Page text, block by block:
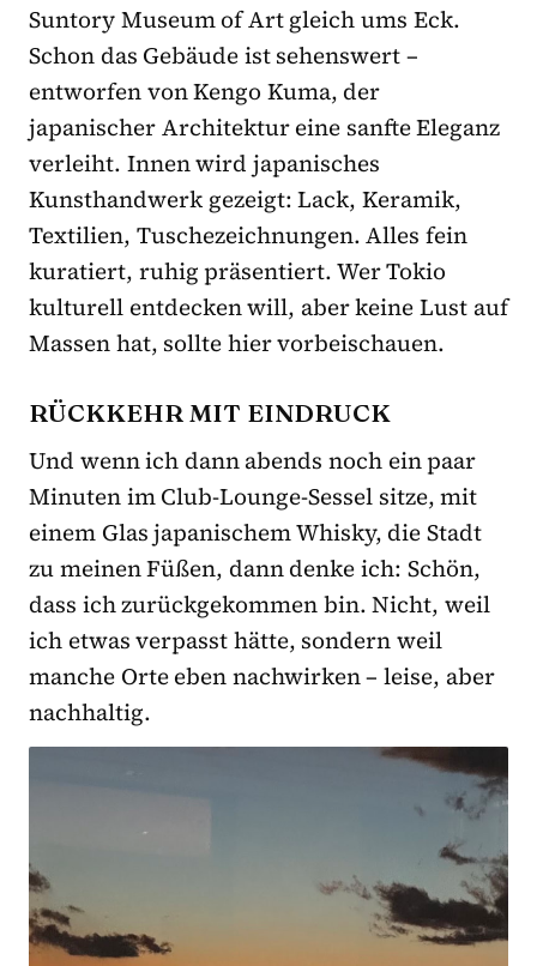
Suntory Museum of Art gleich ums Eck.
Schon das Gebäude ist sehenswert –
entworfen von Kengo Kuma, der
japanischer Architektur eine sanfte Eleganz
verleiht. Innen wird japanisches
Kunsthandwerk gezeigt: Lack, Keramik,
Textilien, Tuschezeichnungen. Alles fein
kuratiert, ruhig präsentiert. Wer Tokio
kulturell entdecken will, aber keine Lust auf
Massen hat, sollte hier vorbeischauen.
RÜCKKEHR MIT EINDRUCK
Und wenn ich dann abends noch ein paar
Minuten im Club-Lounge-Sessel sitze, mit
einem Glas japanischem Whisky, die Stadt
zu meinen Füßen, dann denke ich: Schön,
dass ich zurückgekommen bin. Nicht, weil
ich etwas verpasst hätte, sondern weil
manche Orte eben nachwirken – leise, aber
nachhaltig.